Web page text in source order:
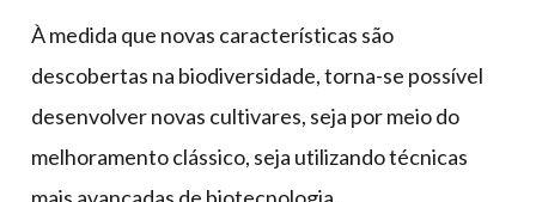
À medida que novas características são
descobertas na biodiversidade, torna-se possível
desenvolver novas cultivares, seja por meio do
melhoramento clássico, seja utilizando técnicas